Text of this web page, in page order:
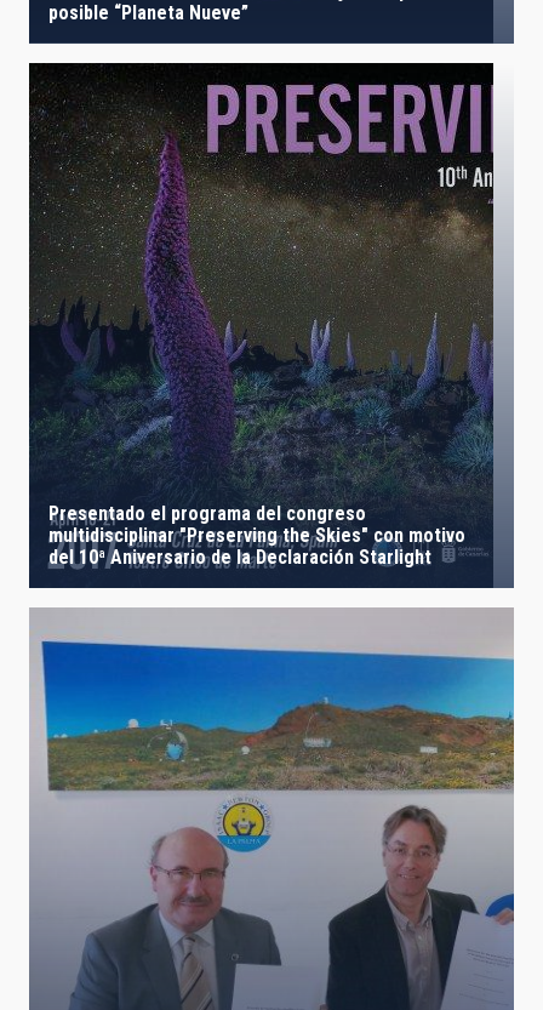
posible “Planeta Nueve”
Presentado el programa del congreso
multidisciplinar "Preserving the Skies" con motivo
del 10ª Aniversario de la Declaración Starlight